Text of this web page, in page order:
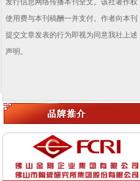
发行信息网络传播本刊全文。该社著作权
使用费与本刊稿酬一并支付。作者向本刊
提交文章发表的行为即视为同意我社上述
声明。